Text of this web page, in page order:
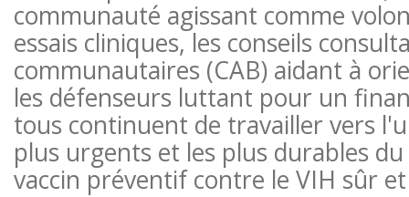
communauté agissant comme
essais cliniques, les conseils
communautaires (CAB) aidant à
les défenseurs luttant pour un
tous continuent de travailler vers
plus urgents et les plus durables
vaccin préventif contre le VIH sûr